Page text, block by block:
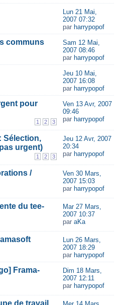
Lun 21 Mai,
2007 07:32
par harrypopof
communs
Sam 12 Mai,
2007 08:46
par harrypopof
Jeu 10 Mai,
2007 16:08
par harrypopof
pour
1 2 3
Ven 13 Avr, 2007
09:46
par harrypopof
Sélection,
urgent)
1 2 3
Jeu 12 Avr, 2007
20:34
par harrypopof
/
Ven 30 Mars,
2007 15:03
par harrypopof
du tee-
Mar 27 Mars,
2007 10:37
par aKa
Lun 26 Mars,
2007 18:29
par harrypopof
Frama-
Dim 18 Mars,
2007 12:11
par harrypopof
de travail